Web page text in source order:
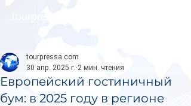
Европейский гостиничный
бум: в 2025 году в регионе
tourpressa.com
30 апр. 2025 г. 2 мин. чтения